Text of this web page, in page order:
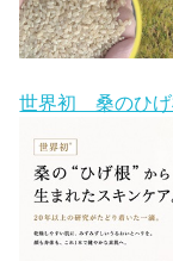
世界初 桑のひげ